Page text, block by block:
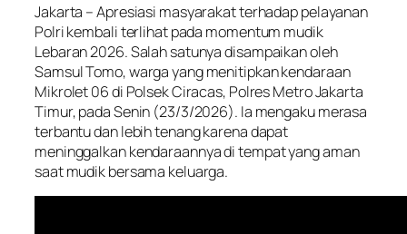
Jakarta – Apresiasi masyarakat terhadap pelayanan
Polri kembali terlihat pada momentum mudik
Lebaran 2026. Salah satunya disampaikan oleh
Samsul Tomo, warga yang menitipkan kendaraan
Mikrolet 06 di Polsek Ciracas, Polres Metro Jakarta
Timur, pada Senin (23/3/2026). Ia mengaku merasa
terbantu dan lebih tenang karena dapat
meninggalkan kendaraannya di tempat yang aman
saat mudik bersama keluarga.